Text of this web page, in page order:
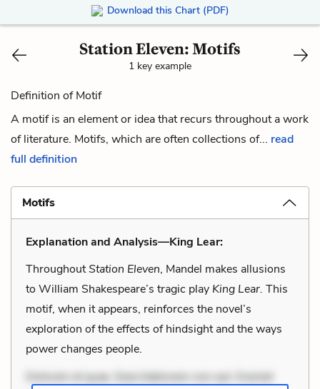
Download this Chart (PDF)
Station Eleven: Motifs
1 key example
Definition of Motif
A motif is an element or idea that recurs throughout a work
of literature. Motifs, which are often collections of... read
full definition
Motifs
Explanation and Analysis—King Lear:
ThroughoutStation Eleven, Mandel makes allusions
to William Shakespeare’s tragic play King Lear. This
motif, when it appears, reinforces the novel’s
exploration of the effects of hindsight and the ways
power changes people.
Dolorem et quae. Exercitationem non aut. Eveniet